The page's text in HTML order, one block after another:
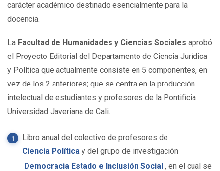
carácter académico destinado esencialmente para la
docencia.
La Facultad de Humanidades y Ciencias Sociales aprobó
el Proyecto Editorial del Departamento de Ciencia Jurídica
y Política que actualmente consiste en 5 componentes, en
vez de los 2 anteriores; que se centra en la producción
intelectual de estudiantes y profesores de la Pontificia
Universidad Javeriana de Cali.
Libro anual del colectivo de profesores de
Ciencia Política y del grupo de investigación
Democracia Estado e Inclusión Social , en el cual se